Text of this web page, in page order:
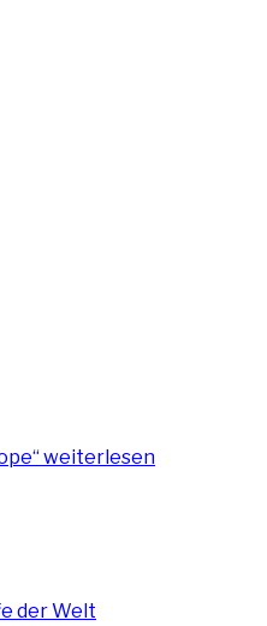
weiterlesen
der Welt